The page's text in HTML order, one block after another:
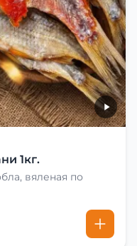
1кг.
вяленая по